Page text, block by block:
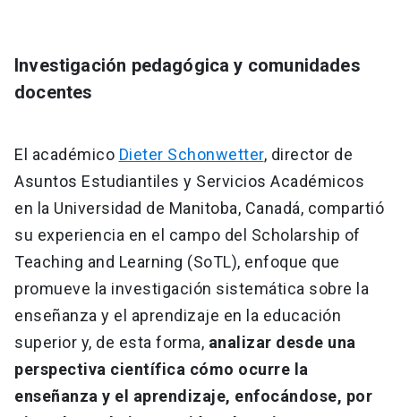
Investigación pedagógica y comunidades
docentes
El académico Dieter Schonwetter, director de
Asuntos Estudiantiles y Servicios Académicos
en la Universidad de Manitoba, Canadá, compartió
su experiencia en el campo del Scholarship of
Teaching and Learning (SoTL), enfoque que
promueve la investigación sistemática sobre la
enseñanza y el aprendizaje en la educación
superior y, de esta forma, analizar desde una
perspectiva científica cómo ocurre la
enseñanza y el aprendizaje, enfocándose, por